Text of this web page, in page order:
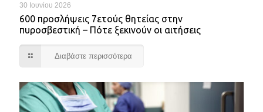
30 Ιουνίου 2026
600 προσλήψεις 7ετούς θητείας στην
πυροσβεστική – Πότε ξεκινούν οι αιτήσεις
Διαβάστε περισσότερα